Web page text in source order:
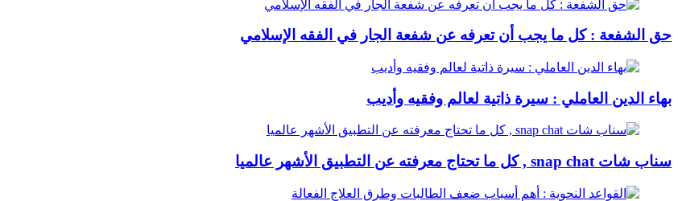
حق الشفعة : كل ما يجب أن تعرفه عن شفعة الجار في الفقه الإسلامي
بهاء الدين العاملي : سيرة ذاتية لعالم وفقيه وأديب
سناب شات snap chat , كل ما تحتاج معرفته عن التطبيق الأشهر عالميا